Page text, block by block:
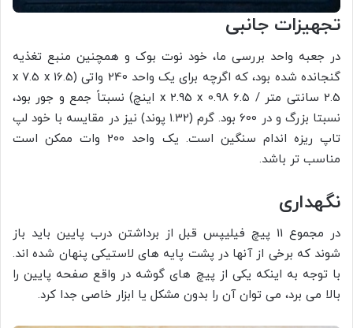
تجهیزات جانبی
در جعبه واحد بررسی ما، خود نوت بوک و همچنین منبع تغذیه
گنجانده شده بود، که اگرچه برای یک واحد 240 واتی (16.5 x 7.5 x
2.5 سانتی متر / 6.5 x 2.95 x 0.98 اینچ) نسبتاً جمع و جور بود،
نسبتا بزرگ و در 600 بود. گرم (1.32 پوند) نیز در مقایسه با خود لپ
تاپ ریزه اندام سنگین است. یک واحد 200 وات ممکن است
مناسب تر باشد.
نگهداری
در مجموع 11 پیچ فیلیپس قبل از برداشتن درب پایین باید باز
شوند که برخی از آنها در پشت پایه های لاستیکی پنهان شده اند.
با توجه به اینکه یکی از پیچ های گوشه در واقع صفحه پایین را
بالا می برد، می توان آن را بدون مشکل یا ابزار خاصی جدا کرد.